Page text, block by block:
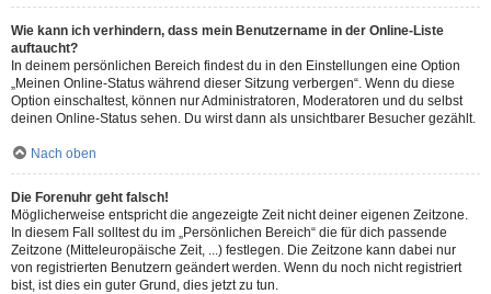
Wie kann ich verhindern, dass mein Benutzername in der Online-Liste
auftaucht?
In deinem persönlichen Bereich findest du in den Einstellungen eine Option
„Meinen Online-Status während dieser Sitzung verbergen“. Wenn du diese
Option einschaltest, können nur Administratoren, Moderatoren und du selbst
deinen Online-Status sehen. Du wirst dann als unsichtbarer Besucher gezählt.
Nach oben
Die Forenuhr geht falsch!
Möglicherweise entspricht die angezeigte Zeit nicht deiner eigenen Zeitzone.
In diesem Fall solltest du im „Persönlichen Bereich“ die für dich passende
Zeitzone (Mitteleuropäische Zeit, ...) festlegen. Die Zeitzone kann dabei nur
von registrierten Benutzern geändert werden. Wenn du noch nicht registriert
bist, ist dies ein guter Grund, dies jetzt zu tun.